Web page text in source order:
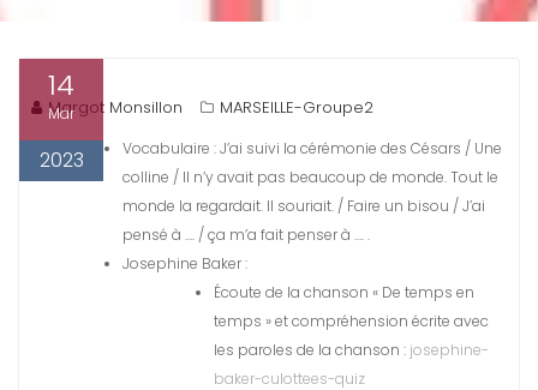
14
Mar
2023
Margot Monsillon MARSEILLE-Groupe2
Vocabulaire : J’ai suivi la cérémonie des Césars / Une
colline / Il n’y avait pas beaucoup de monde. Tout le
monde la regardait. Il souriait. / Faire un bisou / J’ai
pensé à …. / ça m’a fait penser à …. .
Josephine Baker :
Écoute de la chanson « De temps en
temps » et compréhension écrite avec
les paroles de la chanson : josephine-
baker-culottees-quiz